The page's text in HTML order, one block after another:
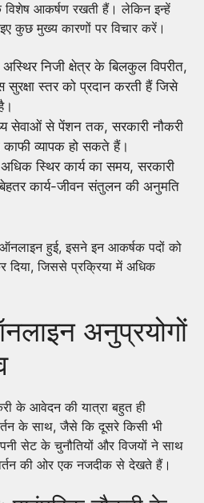
विशेष आकर्षण रखती हैं। लेकिन इन्हें
कुछ मुख्य कारणों पर विचार करें।
निजी क्षेत्र के बिलकुल विपरीत,
सुरक्षा स्तर को प्रदान करती हैं जिसे
सेवाओं से पेंशन तक, सरकारी नौकरी
व्यापक हो सकते हैं।
अधिक स्थिर कार्य का समय, सरकारी
कार्य-जीवन संतुलन की अनुमति
हुई, इसने इन आकर्षक पदों को
जिससे प्रक्रिया में अधिक
अनुप्रयोगों
के आवेदन की यात्रा बहुत ही
के साथ, जैसे कि दूसरे किसी भी
सेट के चुनौतियों और विजयों ने साथ
की ओर एक नजदीक से देखते हैं।